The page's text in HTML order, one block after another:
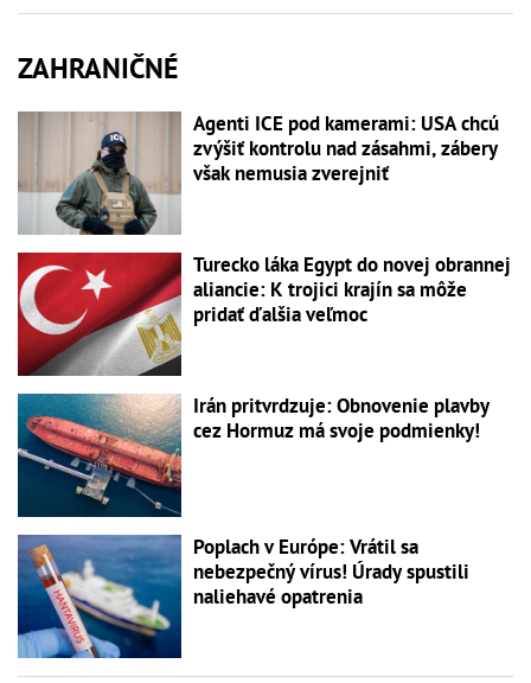
ZAHRANIČNÉ
Agenti ICE pod kamerami: USA chcú
zvýšiť kontrolu nad zásahmi, zábery
však nemusia zverejniť
Turecko láka Egypt do novej obrannej
aliancie: K trojici krajín sa môže
pridať ďalšia veľmoc
Irán pritvrdzuje: Obnovenie plavby
cez Hormuz má svoje podmienky!
Poplach v Európe: Vrátil sa
nebezpečný vírus! Úrady spustili
naliehavé opatrenia